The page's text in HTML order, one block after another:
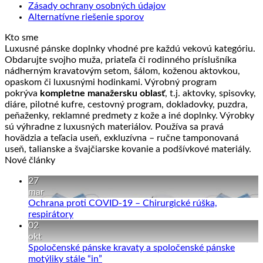
Zásady ochrany osobných údajov
Alternatívne riešenie sporov
Kto sme
Luxusné pánske doplnky vhodné pre každú vekovú kategóriu.
Obdarujte svojho muža, priateľa či rodinného príslušníka
nádherným kravatovým setom, šálom, koženou aktovkou,
opaskom či luxusnými hodinkami. Výrobný program
pokrýva kompletne manažersku oblasť, t.j. aktovky, spisovky,
diáre, pilotné kufre, cestovný program, dokladovky, puzdra,
peňaženky, reklamné predmety z kože a iné doplnky. Výrobky
sú výhradne z luxusných materiálov. Používa sa pravá
hovädzia a teľacia useň, exkluzívna – ručne tamponovaná
useň, talianske a švajčiarske kovanie a podšívkové materiály.
Nové články
27
mar
Ochrana proti COVID-19 – Chirurgické rúška,
respirátoryŽiadne
Ochrana
proti
02
okt
Spoločenské pánske kravaty a spoločenské pánske
motýliky stále “in”